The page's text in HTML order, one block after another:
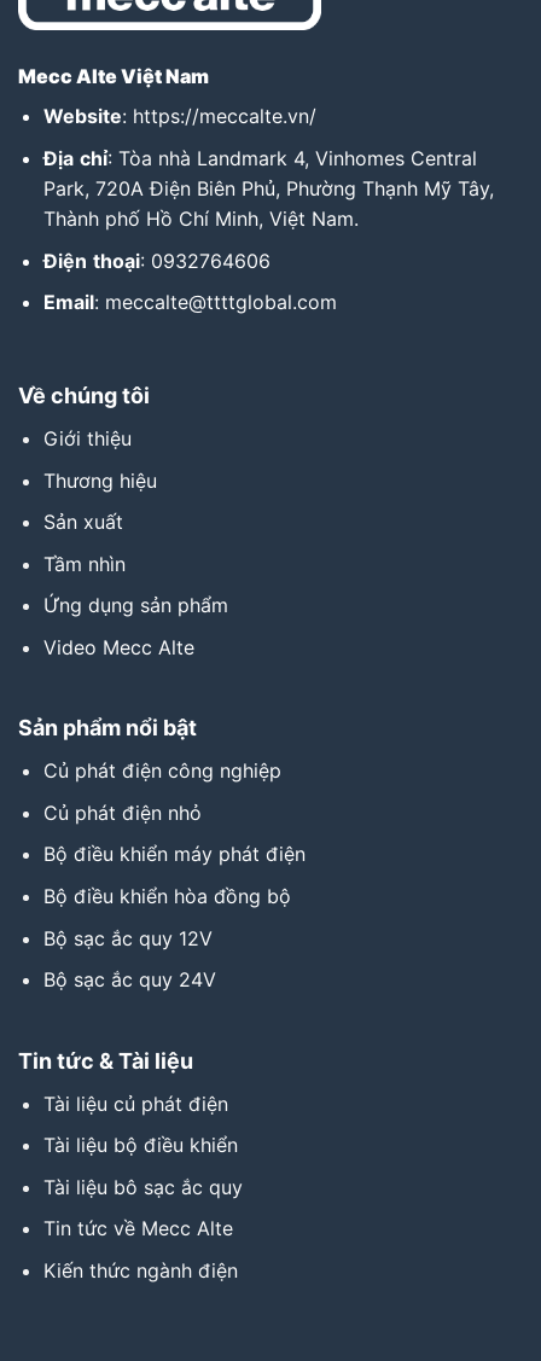
Mecc Alte Việt Nam
Website: https://meccalte.vn/
Địa chỉ: Tòa nhà Landmark 4, Vinhomes Central
Park, 720A Điện Biên Phủ, Phường Thạnh Mỹ Tây,
Thành phố Hồ Chí Minh, Việt Nam.
Điện thoại: 0932764606
Email: meccalte@ttttglobal.com
Về chúng tôi
Giới thiệu
Thương hiệu
Sản xuất
Tầm nhìn
Ứng dụng sản phẩm
Video Mecc Alte
Sản phẩm nổi bật
Củ phát điện công nghiệp
Củ phát điện nhỏ
Bộ điều khiển máy phát điện
Bộ điều khiển hòa đồng bộ
Bộ sạc ắc quy 12V
Bộ sạc ắc quy 24V
Tin tức & Tài liệu
Tài liệu củ phát điện
Tài liệu bộ điều khiển
Tài liệu bô sạc ắc quy
Tin tức về Mecc Alte
Kiến thức ngành điện